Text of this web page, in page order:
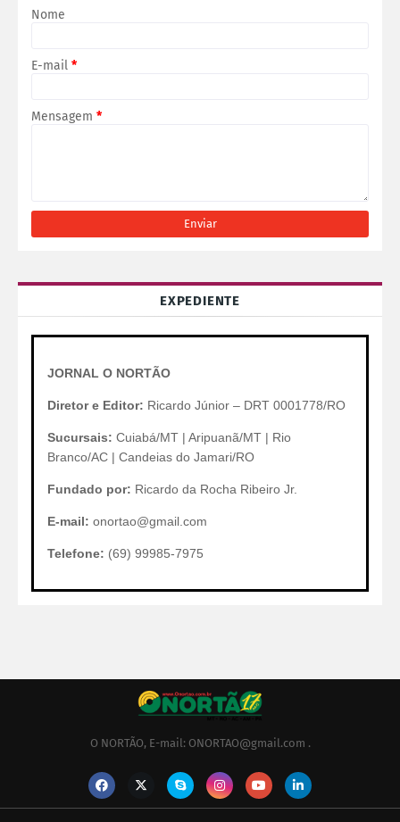
Nome
E-mail *
Mensagem *
EXPEDIENTE
JORNAL O NORTÃO
Diretor e Editor: Ricardo Júnior – DRT 0001778/RO
Sucursais: Cuiabá/MT | Aripuanã/MT | Rio
Branco/AC | Candeias do Jamari/RO
Fundado por: Ricardo da Rocha Ribeiro Jr.
E-mail: onortao@gmail.com
Telefone: (69) 99985-7975
O NORTÃO, E-mail: ONORTAO@gmail.com .